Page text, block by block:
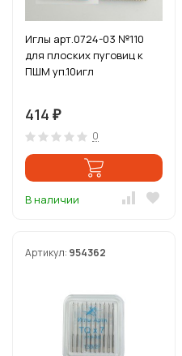
Иглы арт.0724-03 №110
для плоских пуговиц к
ПШМ уп.10игл
414 ₽
0
В наличии
Артикул: 954362